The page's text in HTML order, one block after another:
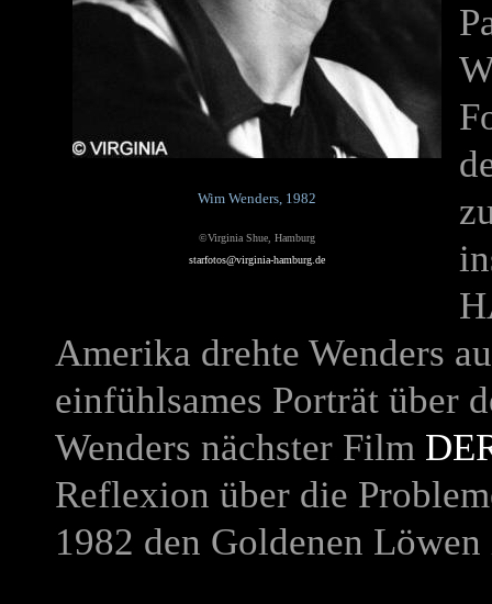
Wim Wenders, 1982
©Virginia Shue, Hamburg
starfotos@virginia-hamburg.de
Amerika drehte Wenders
einfühlsames Porträt über
Wenders nächster Film
Reflexion über die
1982 den Goldenen